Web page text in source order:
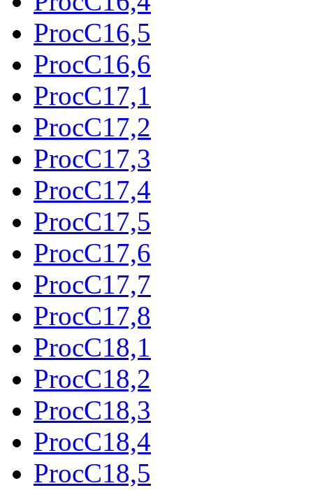
ProcC16,5
ProcC16,6
ProcC17,1
ProcC17,2
ProcC17,3
ProcC17,4
ProcC17,5
ProcC17,6
ProcC17,7
ProcC17,8
ProcC18,1
ProcC18,2
ProcC18,3
ProcC18,4
ProcC18,5